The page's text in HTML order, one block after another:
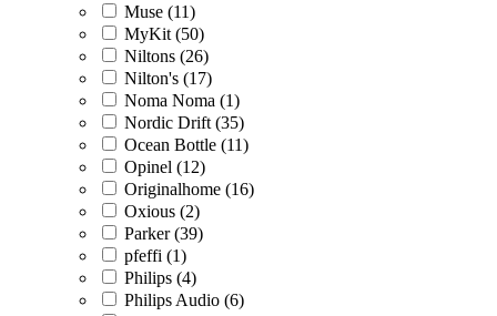
Muse (11)
MyKit (50)
Niltons (26)
Nilton's (17)
Noma Noma (1)
Nordic Drift (35)
Ocean Bottle (11)
Opinel (12)
Originalhome (16)
Oxious (2)
Parker (39)
pfeffi (1)
Philips (4)
Philips Audio (6)